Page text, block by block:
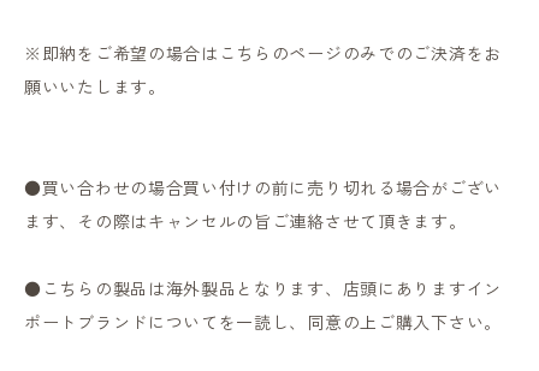
※即納をご希望の場合はこちらのページのみでのご決済をお
願いいたします。
●買い合わせの場合買い付けの前に売り切れる場合がござい
ます、その際はキャンセルの旨ご連絡させて頂きます。
●こちらの製品は海外製品となります、店頭にありますイン
ポートブランドについてを一読し、同意の上ご購入下さい。